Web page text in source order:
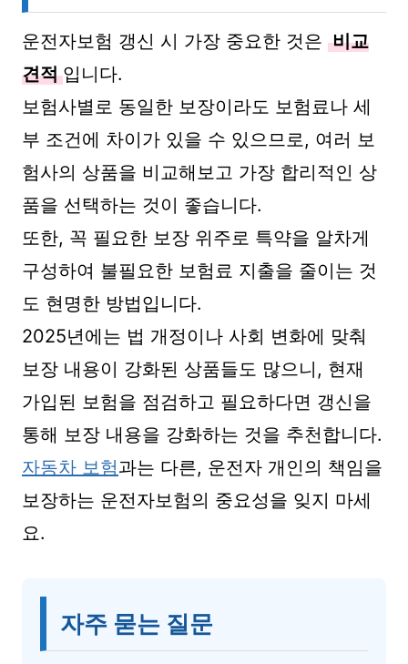
운전자보험 갱신 시 가장 중요한 것은 비교
견적 입니다.
보험사별로 동일한 보장이라도 보험료나 세
부 조건에 차이가 있을 수 있으므로, 여러 보
험사의 상품을 비교해보고 가장 합리적인 상
품을 선택하는 것이 좋습니다.
또한, 꼭 필요한 보장 위주로 특약을 알차게
구성하여 불필요한 보험료 지출을 줄이는 것
도 현명한 방법입니다.
2025년에는 법 개정이나 사회 변화에 맞춰
보장 내용이 강화된 상품들도 많으니, 현재
가입된 보험을 점검하고 필요하다면 갱신을
통해 보장 내용을 강화하는 것을 추천합니다.
자동차 보험과는 다른, 운전자 개인의 책임을
보장하는 운전자보험의 중요성을 잊지 마세
요.
자주 묻는 질문